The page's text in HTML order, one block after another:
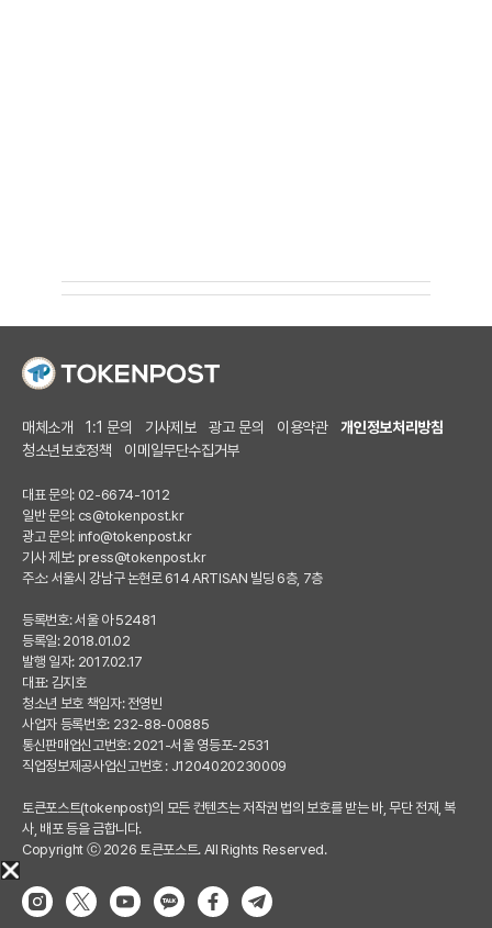
매체소개 1:1 문의 기사제보 광고 문의 이용약관
개인정보처리방침
청소년보호정책
이메일무단수집거부
대표 문의: 02-6674-1012
일반 문의: cs@tokenpost.kr
광고 문의: info@tokenpost.kr
기사 제보: press@tokenpost.kr
주소: 서울시 강남구 논현로 614 ARTISAN 빌딩 6층, 7층
등록번호: 서울 아 52481
등록일: 2018.01.02
발행 일자: 2017.02.17
대표: 김지호
청소년 보호 책임자: 전영빈
사업자 등록번호: 232-88-00885
통신판매업신고번호: 2021-서울 영등포-2531
직업정보제공사업신고번호 : J1204020230009
토큰포스트(tokenpost)의 모든 컨텐츠는 저작권 법의 보호를 받는 바, 무단 전재, 복
사, 배포 등을 금합니다.
Copyright ⓒ 2026 토큰포스트. All Rights Reserved.